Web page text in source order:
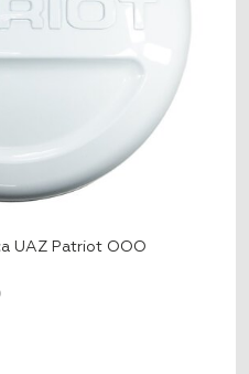
UAZ Patriot ООО